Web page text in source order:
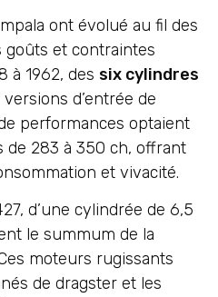
ont évolué au fil des
goûts et contraintes
à 1962, des six cylindres
d’entrée de
performances optaient
de 283 à 350 ch, offrant
et vivacité.
d’une cylindrée de 6,5
le summum de la
moteurs rugissants
de dragster et les